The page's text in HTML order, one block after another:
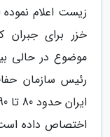
زیست اعلام
خزر برای جبران
موضوع در حالی
رئیس سازمان
اختصاص داده